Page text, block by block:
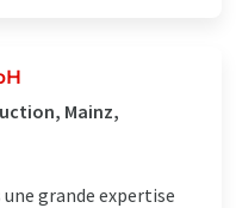
Mainz,
une grande expertise